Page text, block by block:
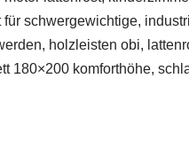
für schwergewichtige,
holzleisten obi,
180×200 komforthöhe,